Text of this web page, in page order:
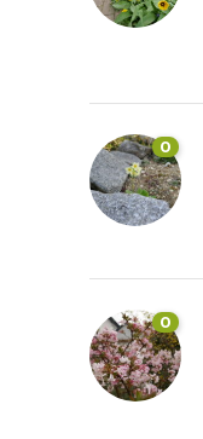
0
0